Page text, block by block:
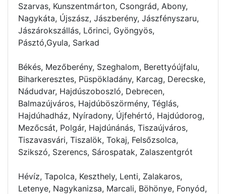
Szarvas, Kunszentmárton, Csongrád, Abony,
Nagykáta, Újszász, Jászberény, Jászfényszaru,
Jászárokszállás, Lőrinci, Gyöngyös,
Pásztó,Gyula, Sarkad
Békés, Mezőberény, Szeghalom, Berettyóújfalu,
Biharkeresztes, Püspökladány, Karcag, Derecske,
Nádudvar, Hajdúszoboszló, Debrecen,
Balmazújváros, Hajdúböszörmény, Téglás,
Hajdúhadház, Nyíradony, Újfehértó, Hajdúdorog,
Mezőcsát, Polgár, Hajdúnánás, Tiszaújváros,
Tiszavasvári, Tiszalök, Tokaj, Felsőzsolca,
Szikszó, Szerencs, Sárospatak, Zalaszentgrót
Hévíz, Tapolca, Keszthely, Lenti, Zalakaros,
Letenye, Nagykanizsa, Marcali, Böhönye, Fonyód,